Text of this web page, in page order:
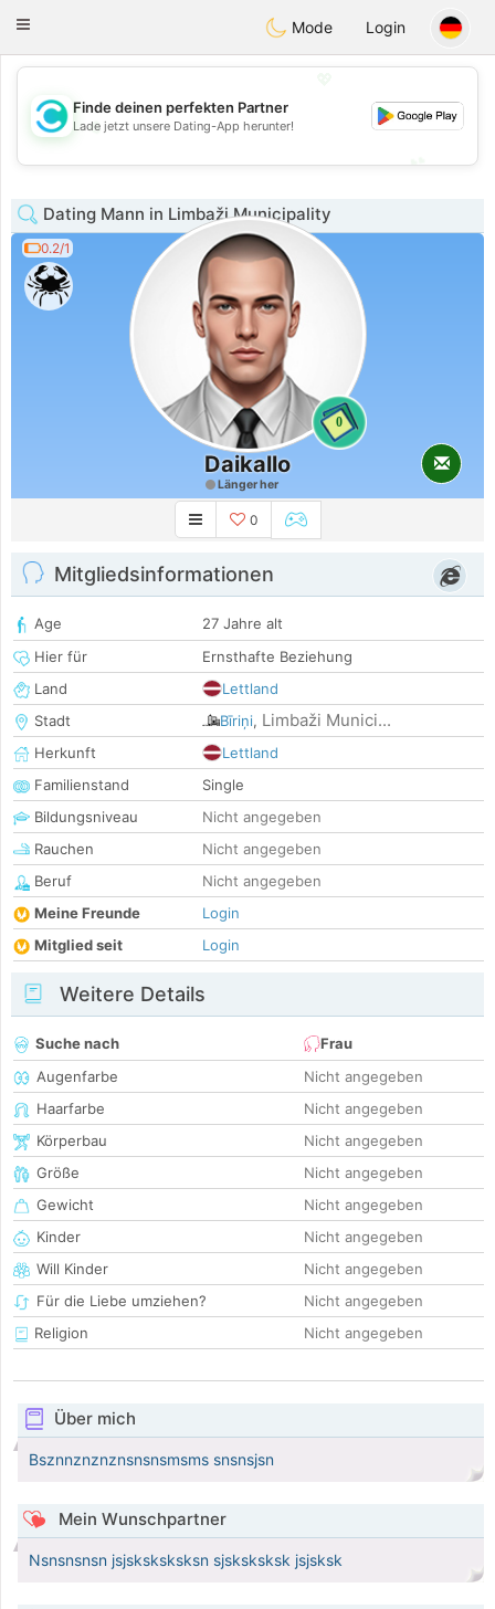
olombiaCitas
Toggle
Mode Login
💖
Finde deinen perfekten Partner
Lade jetzt unsere Dating-App herunter!
Dating Mann in Limbaži Municipality
0.2/1
0
Daikallo
Länger her
0
Mitgliedsinformationen
Age
27 Jahre alt
Hier für
Ernsthafte Beziehung
Land
Lettland
Stadt
Bīriņi, Limbaži Munici...
Herkunft
Lettland
Familienstand
Single
Bildungsniveau
Nicht angegeben
Rauchen
Nicht angegeben
Beruf
Nicht angegeben
Meine Freunde
Login
Mitglied seit
Login
Weitere Details
Suche nach
Frau
Augenfarbe
Nicht angegeben
Haarfarbe
Nicht angegeben
Körperbau
Nicht angegeben
Größe
Nicht angegeben
Gewicht
Nicht angegeben
Kinder
Nicht angegeben
Will Kinder
Nicht angegeben
Für die Liebe umziehen?
Nicht angegeben
Religion
Nicht angegeben
Über mich
Bsznnznznznsnsnsmsms snsnsjsn
Mein Wunschpartner
Nsnsnsnsn jsjsksksksksn sjsksksksk jsjsksk